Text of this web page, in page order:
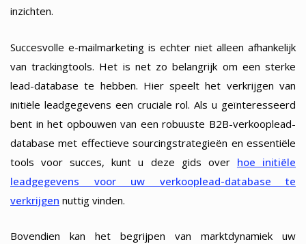
inzichten.
Succesvolle e-mailmarketing is echter niet alleen afhankelijk
van trackingtools. Het is net zo belangrijk om een sterke
lead-database te hebben. Hier speelt het verkrijgen van
initiële leadgegevens een cruciale rol. Als u geïnteresseerd
bent in het opbouwen van een robuuste B2B-verkooplead-
database met effectieve sourcingstrategieën en essentiële
tools voor succes, kunt u deze gids over hoe initiële
leadgegevens voor uw verkooplead-database te
verkrijgen nuttig vinden.
Bovendien kan het begrijpen van marktdynamiek uw